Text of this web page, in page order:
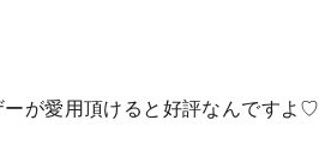
が愛用頂けると好評なんですよ♡